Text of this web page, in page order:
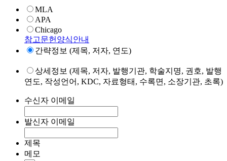
MLA
APA
Chicago
참고문헌양식안내
간략정보 (제목, 저자, 연도)
상세정보 (제목, 저자, 발행기관, 학술지명, 권호, 발행
연도, 작성언어, KDC, 자료형태, 수록면, 소장기관, 초록)
수신자 이메일
발신자 이메일
제목
메모